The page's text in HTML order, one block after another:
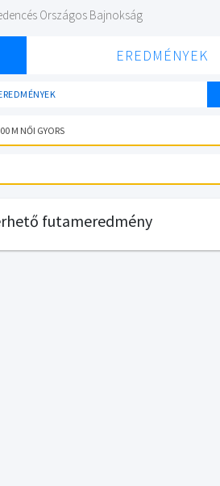
Országos Bajnokság
EREDMÉNYEK
M NŐI GYORS
futameredmény